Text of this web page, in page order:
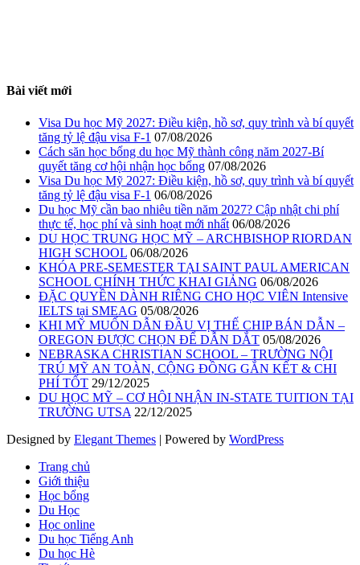
Bài viết mới
Visa Du học Mỹ 2027: Điều kiện, hồ sơ, quy trình và bí quyết
tăng tỷ lệ đậu visa F-1 07/08/2026
Cách săn học bổng du học Mỹ thành công năm 2027-Bí
quyết tăng cơ hội nhận học bổng 07/08/2026
Visa Du học Mỹ 2027: Điều kiện, hồ sơ, quy trình và bí quyết
tăng tỷ lệ đậu visa F-1 06/08/2026
Du học Mỹ cần bao nhiêu tiền năm 2027? Cập nhật chi phí
thực tế, học phí và sinh hoạt mới nhất 06/08/2026
DU HỌC TRUNG HỌC MỸ – ARCHBISHOP RIORDAN
HIGH SCHOOL 06/08/2026
KHÓA PRE-SEMESTER TẠI SAINT PAUL AMERICAN
SCHOOL CHÍNH THỨC KHAI GIẢNG 06/08/2026
ĐẶC QUYỀN DÀNH RIÊNG CHO HỌC VIÊN Intensive
IELTS tại SMEAG 05/08/2026
KHI MỸ MUỐN DẪN ĐẦU VỊ THẾ CHIP BÁN DẪN –
OREGON ĐƯỢC CHỌN ĐỂ DẪN DẮT 05/08/2026
NEBRASKA CHRISTIAN SCHOOL – TRƯỜNG NỘI
TRÚ MỸ AN TOÀN, CỘNG ĐỒNG GẮN KẾT & CHI
PHÍ TỐT 29/12/2025
DU HỌC MỸ – CƠ HỘI NHẬN IN-STATE TUITION TẠI
TRƯỜNG UTSA 22/12/2025
Designed by Elegant Themes | Powered by WordPress
Trang chủ
Giới thiệu
Học bổng
Du Học
Học online
Du học Tiếng Anh
Du học Hè